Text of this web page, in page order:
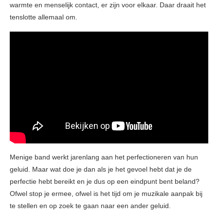
warmte en menselijk contact, er zijn voor elkaar. Daar draait het
tenslotte allemaal om.
Menige band werkt jarenlang aan het perfectioneren van hun
geluid. Maar wat doe je dan als je het gevoel hebt dat je de
perfectie hebt bereikt en je dus op een eindpunt bent beland?
Ofwel stop je ermee, ofwel is het tijd om je muzikale aanpak bij
te stellen en op zoek te gaan naar een ander geluid.